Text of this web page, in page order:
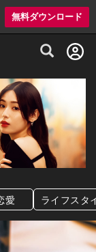
無料ダウンロード
ムレストラン予約
愛 ライフスタ